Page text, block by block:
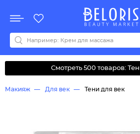
Акции
Все бренды
0-9ABCDEFGHIJKLMNOPQRSTUVWYZА
Смотреть 500 товаров:
Макияж Для век Тени для век